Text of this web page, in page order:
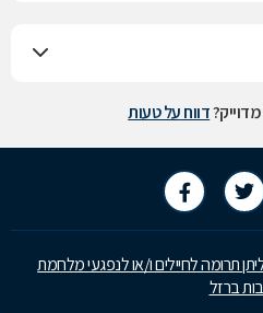
דווח על טעות
תרומה לחיילים ו/או לנפגעי מלחמת
ברזל